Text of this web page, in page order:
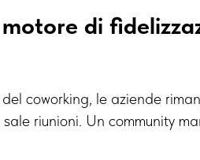
di
coworking, le aziende
riunioni. Un community